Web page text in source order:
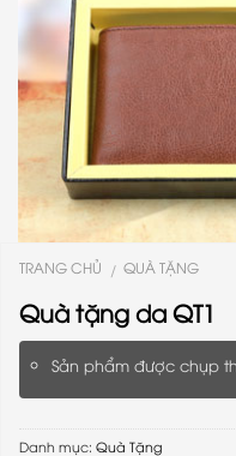
TRANG CHỦ / QUÀ TẶNG
Quà tặng da QT1
Sản phẩm được chụp
Danh mục: Quà Tặng